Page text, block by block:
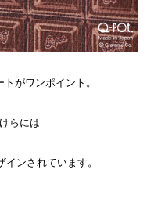
がワンポイント。
らには
インされています。